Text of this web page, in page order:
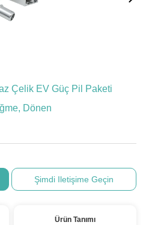
Çelik EV Güç Pil Paketi
Dönen
Şimdi Iletişime Geçin
Ürün Tanımı